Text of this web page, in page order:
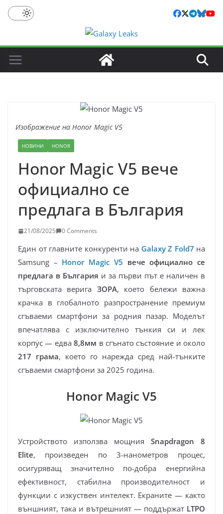
Skip
Изображение на Honor Magic V5
НОВИНИ HONOR
Honor Magic V5 вече
официално се
предлага в България
21/08/2025 0 Comments
Един от главните конкуренти на Galaxy Z Fold7 на
Samsung – Honor Magic V5 вече официално се
предлага в България и за първи път е наличен в
търговската верига ЗОРА, което бележи важна
крачка в глобалното разпространение премиум
сгъваеми смартфони за родния пазар. Моделът
впечатлява с изключително тънкия си и лек
корпус — едва8,8мм в сгънато състояние и около
217 грамa, което го нарежда сред най-тънките
сгъваеми смартфони за 2025 година.
Honor Magic V5
Устройството използва мощния Snapdragon 8
Elite, произведен по 3-нанометров процес,
осигуряващ значително по-добра енергийна
ефективност, стабилна производителност и
функции с изкуствен интелект. Екраните — както
външният, така и вътрешният — поддържат LTPO